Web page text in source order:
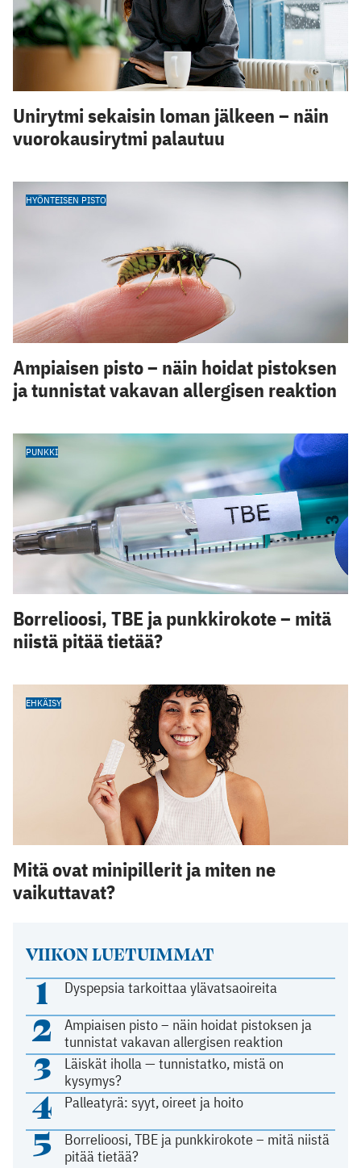
VIIKON LUETUIMMAT
1 Dyspepsia tarkoittaa ylävatsaoireita
2
Ampiaisen pisto – näin hoidat pistoksen ja
tunnistat vakavan allergisen reaktion
3
Läiskät iholla — tunnistatko, mistä on
kysymys?
4 Palleatyrä: syyt, oireet ja hoito
5
Borrelioosi, TBE ja punkkirokote – mitä niistä
pitää tietää?
Unirytmi sekaisin loman jälkeen – näin
vuorokausirytmi palautuu
HYÖNTEISEN PISTO
Ampiaisen pisto – näin hoidat pistoksen
ja tunnistat vakavan allergisen reaktion
PUNKKI
Borrelioosi, TBE ja punkkirokote – mitä
niistä pitää tietää?
EHKÄISY
Mitä ovat minipillerit ja miten ne
vaikuttavat?